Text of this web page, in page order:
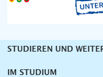
Unternavigation
STUDIEREN UND
IM STUDIUM